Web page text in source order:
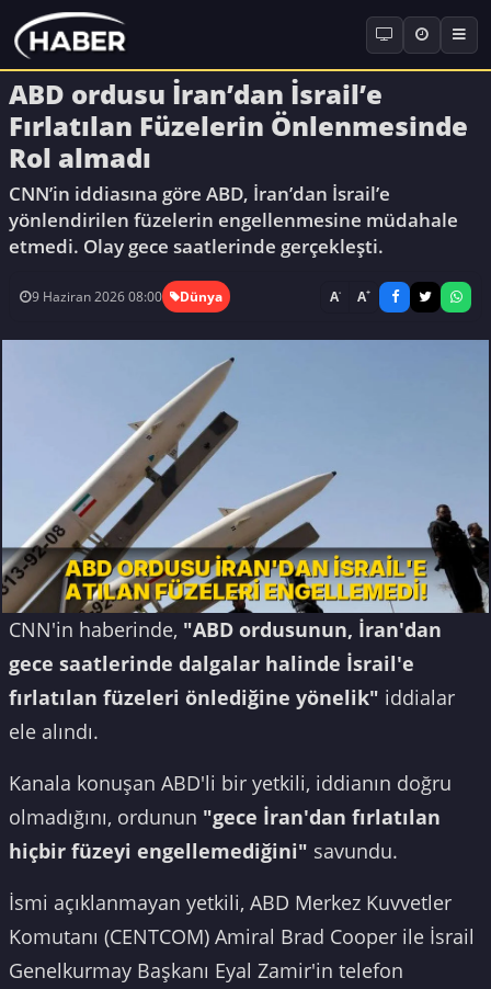
ABD ordusu İran’dan İsrail’e
Fırlatılan Füzelerin Önlenmesinde
Rol almadı
CNN’in iddiasına göre ABD, İran’dan İsrail’e
yönlendirilen füzelerin engellenmesine müdahale
etmedi. Olay gece saatlerinde gerçekleşti.
9 Haziran 2026 08:00 Dünya A- A+
CNN'in haberinde, "ABD ordusunun, İran'dan
gece saatlerinde dalgalar halinde İsrail'e
fırlatılan füzeleri önlediğine yönelik" iddialar
ele alındı.
Kanala konuşan ABD'li bir yetkili, iddianın doğru
olmadığını, ordunun "gece İran'dan fırlatılan
hiçbir füzeyi engellemediğini" savundu.
İsmi açıklanmayan yetkili, ABD Merkez Kuvvetler
Komutanı (CENTCOM) Amiral Brad Cooper ile İsrail
Genelkurmay Başkanı Eyal Zamir'in telefon